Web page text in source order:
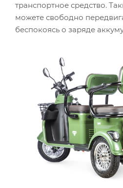
транспортное средство.
можете свободно
беспокоясь о заряде